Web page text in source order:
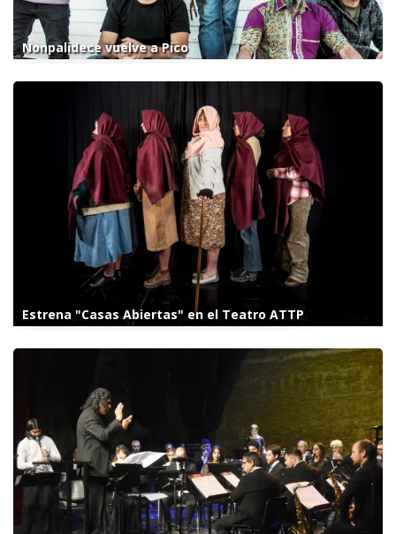
Nonpalidece vuelve a Pico
Estrena "Casas Abiertas" en el Teatro ATTP